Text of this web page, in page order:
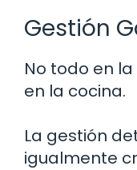
Gestión
No todo en
en la cocina.
La gestión
igualmente